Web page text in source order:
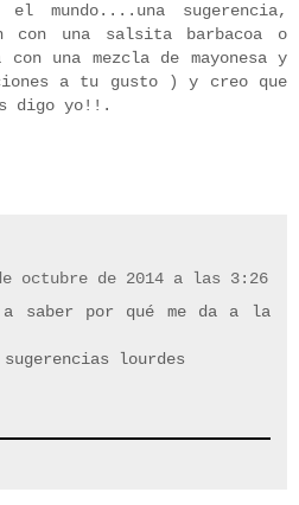
mundo....una sugerencia,
con una salsita barbacoa o
una mezcla de mayonesa y
a tu gusto ) y creo que
digo yo!!.
octubre de 2014 a las 3:26
saber por qué me da a la
lourdes